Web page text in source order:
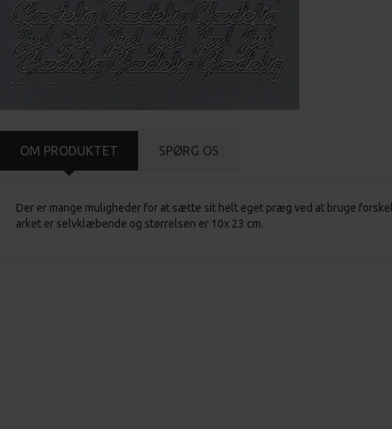
OM PRODUKTET SPØRG OS
Der er mange muligheder for at sætte sit helt eget præg ved at bruge
arket er selvklæbende og størrelsen er 10x 23 cm.